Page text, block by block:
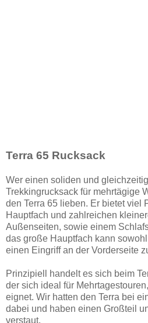
Terra 65 Rucksack
Wer einen soliden und
Trekkingrucksack für mehrtägige
den Terra 65 lieben. Er bietet viel
Hauptfach und zahlreichen
Außenseiten, sowie einem
das große Hauptfach kann
einen Eingriff an der Vorderseite
Prinzipiell handelt es sich beim
der sich ideal für
eignet. Wir hatten den Terra bei
dabei und haben einen Großteil
verstaut.